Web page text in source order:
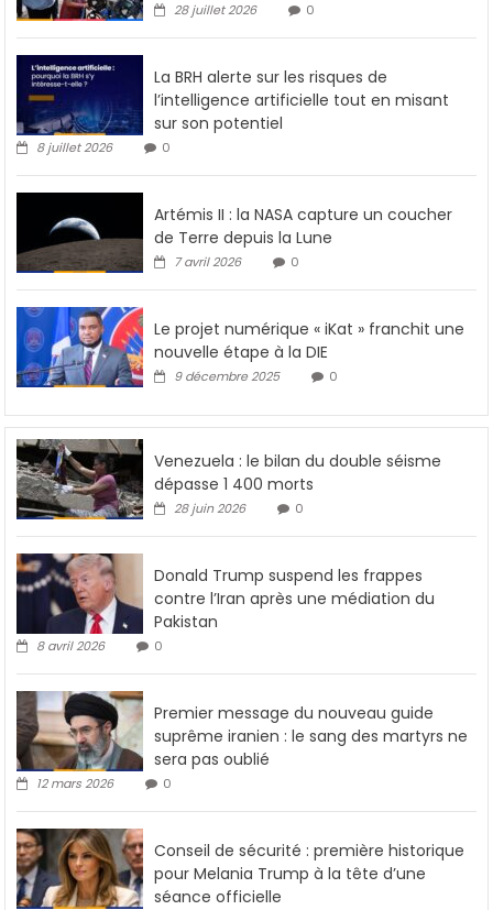
28 juillet 2026 0
La BRH alerte sur les risques de
l’intelligence artificielle tout en misant
sur son potentiel
8 juillet 2026 0
Artémis II : la NASA capture un coucher
de Terre depuis la Lune
7 avril 2026 0
Le projet numérique « iKat » franchit une
nouvelle étape à la DIE
9 décembre 2025 0
Venezuela : le bilan du double séisme
dépasse 1 400 morts
28 juin 2026 0
Donald Trump suspend les frappes
contre l’Iran après une médiation du
Pakistan
8 avril 2026 0
Premier message du nouveau guide
suprême iranien : le sang des martyrs ne
sera pas oublié
12 mars 2026 0
Conseil de sécurité : première historique
pour Melania Trump à la tête d’une
séance officielle